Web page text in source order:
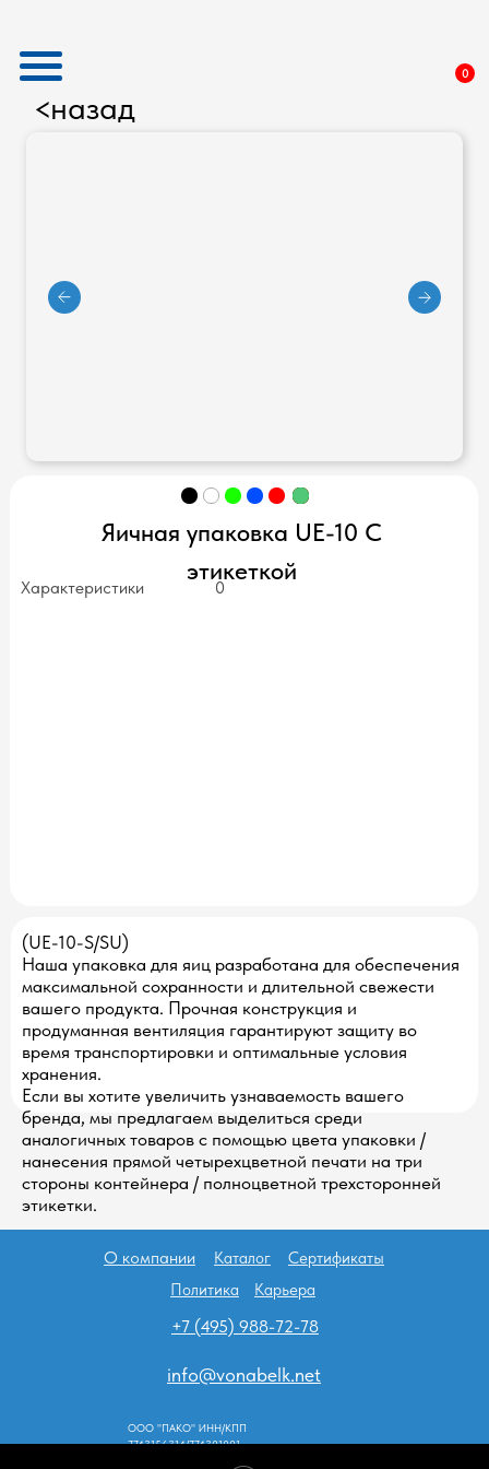
Яичная упаковка UE-10 С
этикеткой
0
Характеристики
(UE-10-S/SU)
Наша упаковка для яиц разработана для обеспечения
максимальной сохранности и длительной свежести
вашего продукта. Прочная конструкция и
продуманная вентиляция гарантируют защиту во
время транспортировки и оптимальные условия
хранения.
Если вы хотите увеличить узнаваемость вашего
бренда, мы предлагаем выделиться среди
аналогичных товаров с помощью цвета упаковки /
нанесения прямой четырехцветной печати на три
стороны контейнера / полноцветной трехсторонней
этикетки.
назад
<
О компании
Карьера
Сертификаты
Каталог
Политика
+7 (495) 988-72-78
info@vonabelk.net
ООО "ПАКО" ИНН/КПП
7743156314/774301001